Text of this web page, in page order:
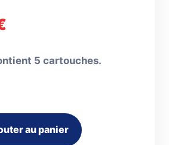
5 cartouches.
au panier